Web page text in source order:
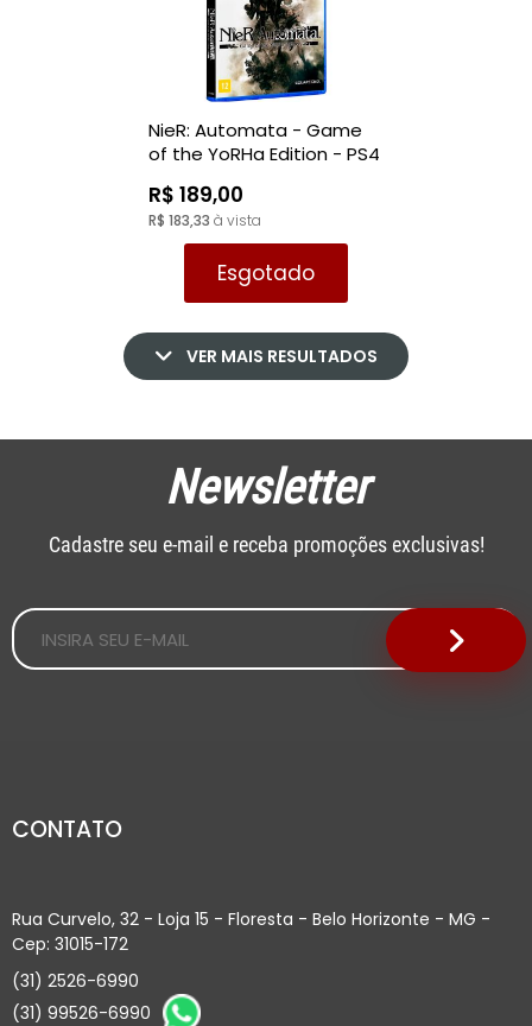
NieR: Automata - Game
of the YoRHa Edition - PS4
R$ 189,00
R$ 183,33 à vista
Esgotado
VER MAIS RESULTADOS
Newsletter
Cadastre seu e-mail e receba promoções exclusivas!
CONTATO
Rua Curvelo, 32 - Loja 15 - Floresta - Belo Horizonte - MG -
Cep: 31015-172
(31) 2526-6990
(31) 99526-6990